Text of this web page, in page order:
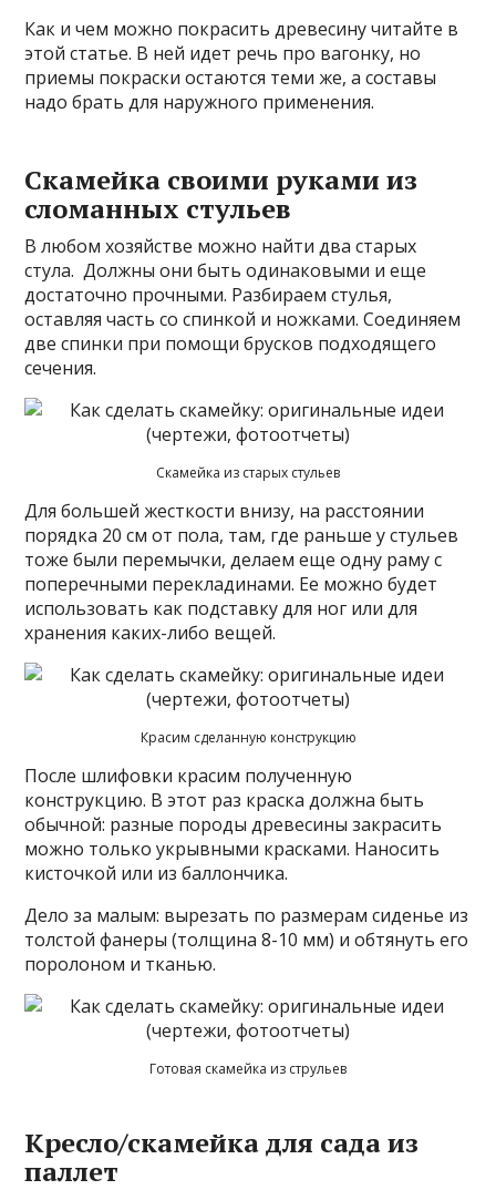
Как и чем можно покрасить древесину читайте в
этой статье. В ней идет речь про вагонку, но
приемы покраски остаются теми же, а составы
надо брать для наружного применения.
Скамейка своими руками из
сломанных стульев
В любом хозяйстве можно найти два старых
стула. Должны они быть одинаковыми и еще
достаточно прочными. Разбираем стулья,
оставляя часть со спинкой и ножками. Соединяем
две спинки при помощи брусков подходящего
сечения.
Скамейка из старых стульев
Для большей жесткости внизу, на расстоянии
порядка 20 см от пола, там, где раньше у стульев
тоже были перемычки, делаем еще одну раму с
поперечными перекладинами. Ее можно будет
использовать как подставку для ног или для
хранения каких-либо вещей.
Красим сделанную конструкцию
После шлифовки красим полученную
конструкцию. В этот раз краска должна быть
обычной: разные породы древесины закрасить
можно только укрывными красками. Наносить
кисточкой или из баллончика.
Дело за малым: вырезать по размерам сиденье из
толстой фанеры (толщина 8-10 мм) и обтянуть его
поролоном и тканью.
Готовая скамейка из струльев
Кресло/скамейка для сада из
паллет